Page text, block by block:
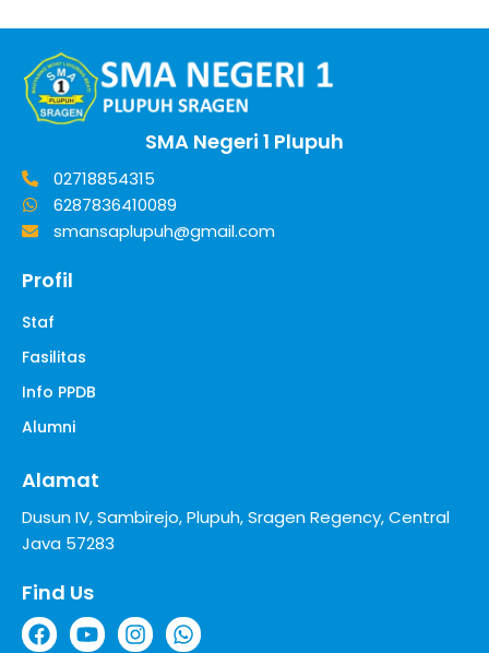
SMA Negeri 1 Plupuh
02718854315
6287836410089
smansaplupuh@gmail.com
Profil
Staf
Fasilitas
Info PPDB
Alumni
Alamat
Dusun IV, Sambirejo, Plupuh, Sragen Regency, Central
Java 57283
Find Us